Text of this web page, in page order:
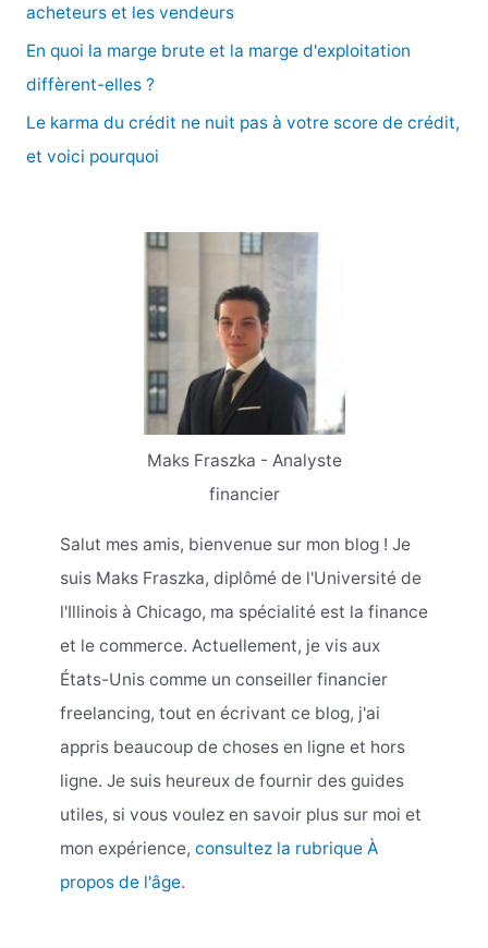
:
acheteurs et les vendeurs
En quoi la marge brute et la marge d'exploitation
diffèrent-elles ?
Le karma du crédit ne nuit pas à votre score de crédit,
et voici pourquoi
Maks Fraszka - Analyste
financier
Salut mes amis, bienvenue sur mon blog ! Je
suis Maks Fraszka, diplômé de l'Université de
l'Illinois à Chicago, ma spécialité est la finance
et le commerce. Actuellement, je vis aux
États-Unis comme un conseiller financier
freelancing, tout en écrivant ce blog, j'ai
appris beaucoup de choses en ligne et hors
ligne. Je suis heureux de fournir des guides
utiles, si vous voulez en savoir plus sur moi et
mon expérience, consultez la rubrique À
propos de l'âge.